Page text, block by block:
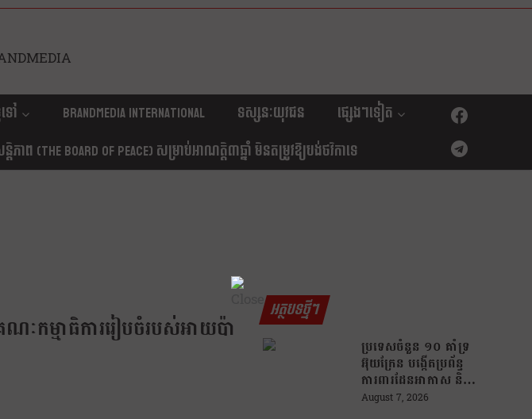
ៅ Brandmedia international ទស្សនៈយុវជន
ផ្សេងៗទៀត
ាព (The Board Of Peace) សម្រាប់អាណត្តិ៣ឆ្នាំ មិនតម្រូវឱ្យបង់ថវិកាទេ
ៈកម្មាធិការរៀបចំរបស់អាយប៉ា
អត្ថបទថ្មីៗ
ប្រទេសចំនួន ១០ គាំទ្រ
អ៊ុយក្រែន បង្កើតប្រព័ន្ធ
ការពារដែនអាកាស និងមី
ស៊ីលបាលីស្ទិក រួមគ្នាជា
August 7, 2026